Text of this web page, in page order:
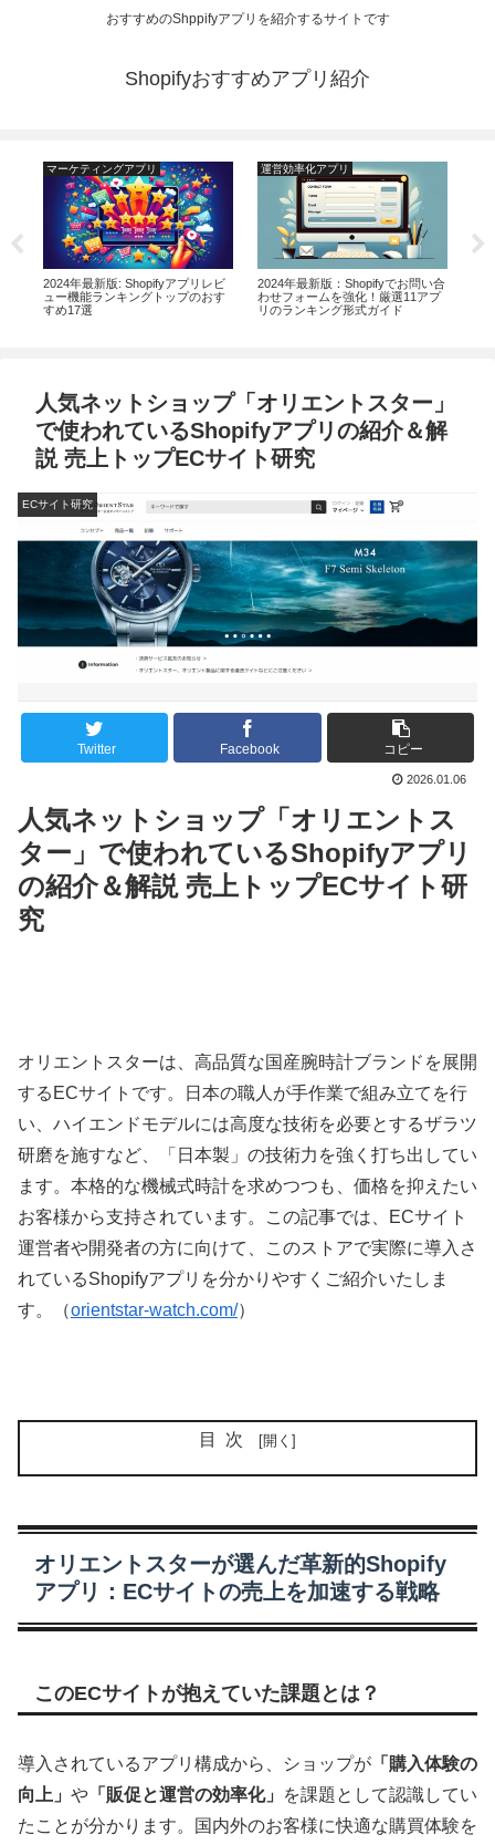
おすすめのShppifyアプリを紹介するサイトです
Shopifyおすすめアプリ紹介
マーケティングアプリ
2024年最新版: Shopifyアプリレビ
ュー機能ランキングトップのおす
すめ17選
運営効率化アプリ
2024年最新版：Shopifyでお問い合
わせフォームを強化！厳選11アプ
リのランキング形式ガイド
人気ネットショップ「オリエントスター」
で使われているShopifyアプリの紹介＆解
説 売上トップECサイト研究
ECサイト研究
Twitter Facebook コピー
2026.01.06
人気ネットショップ「オリエントス
ター」で使われているShopifyアプリ
の紹介＆解説 売上トップECサイト研
究
オリエントスターは、高品質な国産腕時計ブランドを展開
するECサイトです。日本の職人が手作業で組み立てを行
い、ハイエンドモデルには高度な技術を必要とするザラツ
研磨を施すなど、「日本製」の技術力を強く打ち出してい
ます。本格的な機械式時計を求めつつも、価格を抑えたい
お客様から支持されています。この記事では、ECサイト
運営者や開発者の方に向けて、このストアで実際に導入さ
れているShopifyアプリを分かりやすくご紹介いたしま
す。（orientstar-watch.com/）
目次
オリエントスターが選んだ革新的Shopify
アプリ：ECサイトの売上を加速する戦略
このECサイトが抱えていた課題とは？
導入されているアプリ構成から、ショップが 「購入体験の
向上」 や 「販促と運営の効率化」
を課題として認識してい
たことが分かります。国内外のお客様に快適な購買体験を